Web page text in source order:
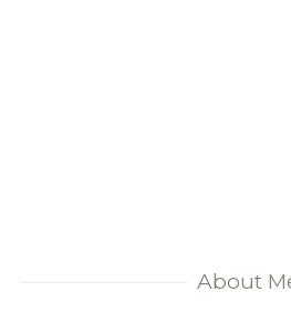
About